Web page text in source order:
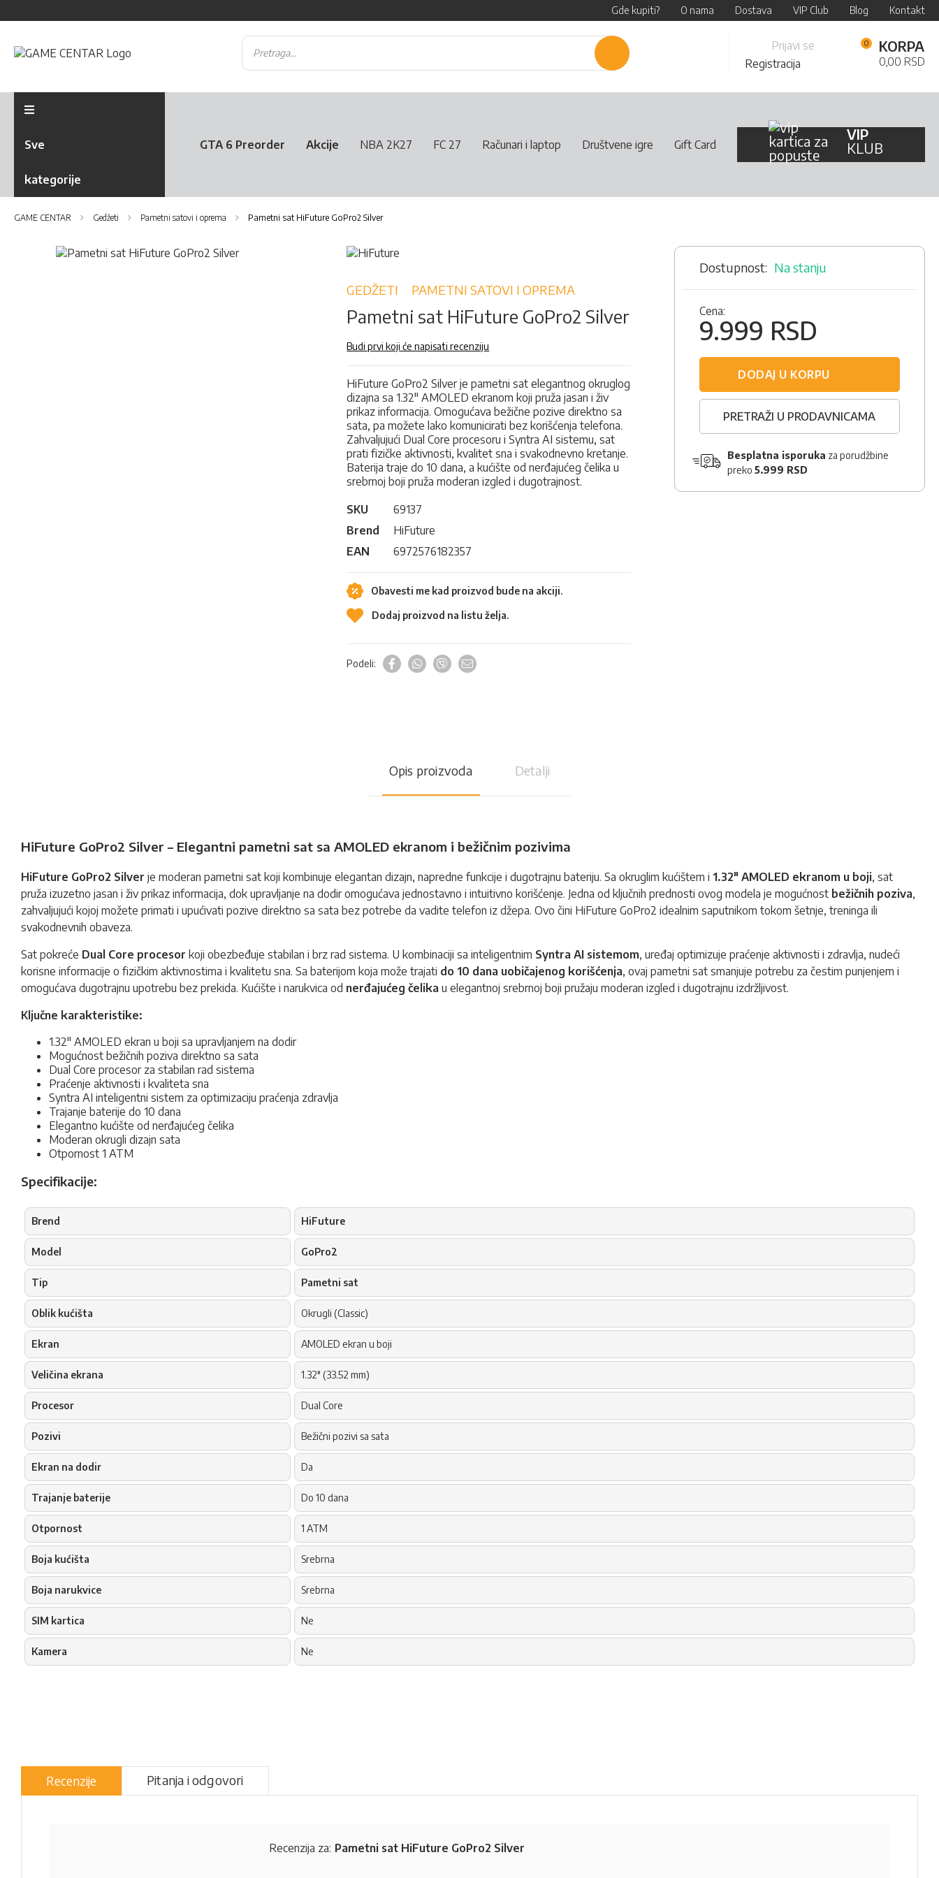
Gde kupiti? O nama Dostava VIP Club Blog Kontakt
Pretraži
Content
Prijavi se
Registracija
KORPA
0,00 RSD
Sve
kategorije
GTA 6 Preorder Akcije NBA 2K27 FC 27 Računari i laptop Društvene igre Gift Card
VIP
KLUB
GAME CENTAR Gedžeti Pametni satovi i oprema Pametni sat HiFuture GoPro2 Silver
Skip
GEDŽETI PAMETNI SATOVI I OPREMA
Pametni sat HiFuture GoPro2 Silver
Budi prvi koji će napisati recenziju
HiFuture GoPro2 Silver je pametni sat elegantnog okruglog
dizajna sa 1.32" AMOLED ekranom koji pruža jasan i živ
prikaz informacija. Omogućava bežične pozive direktno sa
sata, pa možete lako komunicirati bez korišćenja telefona.
Zahvaljujući Dual Core procesoru i Syntra AI sistemu, sat
prati fizičke aktivnosti, kvalitet sna i svakodnevno kretanje.
Baterija traje do 10 dana, a kućište od nerđajućeg čelika u
srebrnoj boji pruža moderan izgled i dugotrajnost.
SKU
69137
Brend
HiFuture
EAN
6972576182357
Obavesti me kad proizvod bude na akciji.
Dodaj proizvod na listu želja.
Podeli:
Na stanju
Cena:
9.999 RSD
DODAJ U KORPU
PRETRAŽI U PRODAVNICAMA
Besplatna isporuka za porudžbine
preko 5.999 RSD
Opis proizvoda Detalji
HiFuture GoPro2 Silver – Elegantni pametni sat sa AMOLED ekranom i bežičnim pozivima
HiFuture GoPro2 Silver je moderan pametni sat koji kombinuje elegantan dizajn, napredne funkcije i dugotrajnu bateriju. Sa okruglim kućištem i 1.32" AMOLED ekranom u boji, sat
pruža izuzetno jasan i živ prikaz informacija, dok upravljanje na dodir omogućava jednostavno i intuitivno korišćenje. Jedna od ključnih prednosti ovog modela je mogućnost bežičnih poziva,
zahvaljujući kojoj možete primati i upućivati pozive direktno sa sata bez potrebe da vadite telefon iz džepa. Ovo čini HiFuture GoPro2 idealnim saputnikom tokom šetnje, treninga ili
svakodnevnih obaveza.
Sat pokreće Dual Core procesor koji obezbeđuje stabilan i brz rad sistema. U kombinaciji sa inteligentnim Syntra AI sistemom, uređaj optimizuje praćenje aktivnosti i zdravlja, nudeći
korisne informacije o fizičkim aktivnostima i kvalitetu sna. Sa baterijom koja može trajati do 10 dana uobičajenog korišćenja, ovaj pametni sat smanjuje potrebu za čestim punjenjem i
omogućava dugotrajnu upotrebu bez prekida. Kućište i narukvica od nerđajućeg čelika u elegantnoj srebrnoj boji pružaju moderan izgled i dugotrajnu izdržljivost.
Ključne karakteristike:
1.32" AMOLED ekran u boji sa upravljanjem na dodir
Mogućnost bežičnih poziva direktno sa sata
Dual Core procesor za stabilan rad sistema
Praćenje aktivnosti i kvaliteta sna
Syntra AI inteligentni sistem za optimizaciju praćenja zdravlja
Trajanje baterije do 10 dana
Elegantno kućište od nerđajućeg čelika
Moderan okrugli dizajn sata
Otpornost 1 ATM
Specifikacije:
Brend HiFuture
Model GoPro2
Tip Pametni sat
Oblik kućišta Okrugli (Classic)
Ekran AMOLED ekran u boji
Veličina ekrana 1.32" (33.52 mm)
Procesor Dual Core
Pozivi Bežični pozivi sa sata
Ekran na dodir Da
Trajanje baterije Do 10 dana
Otpornost 1 ATM
Boja kućišta Srebrna
Boja narukvice Srebrna
SIM kartica Ne
Kamera Ne
Recenzije Pitanja i odgovori
Recenzija za: Pametni sat HiFuture GoPro2 Silver